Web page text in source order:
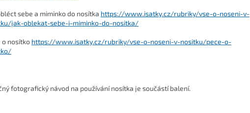
sebe a miminko do nosítka https://www.isatky.cz/rubriky/vse-o-noseni-v-
jak-oblekat-sebe-i-miminko-do-nositka/
o nosítko https://www.isatky.cz/rubriky/vse-o-noseni-v-nositku/pece-o-
fotografický návod na používání nosítka je součástí balení.